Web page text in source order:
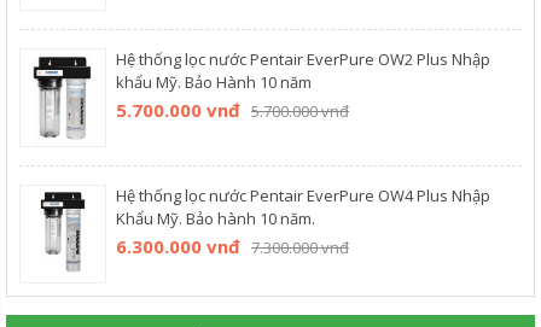
Hệ thống lọc nước Pentair EverPure OW2 Plus Nhập
khẩu Mỹ. Bảo Hành 10 năm
5.700.000 vnđ 5.700.000 vnđ
Hệ thống lọc nước Pentair EverPure OW4 Plus Nhập
Khẩu Mỹ. Bảo hành 10 năm.
6.300.000 vnđ 7.300.000 vnđ